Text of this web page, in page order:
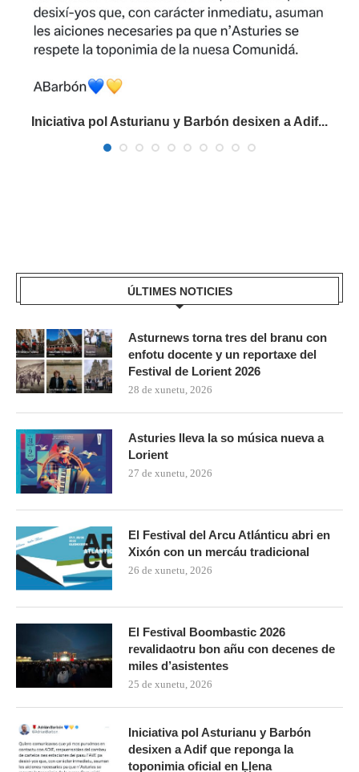
Iniciativa pol Asturianu y Barbón desixen a Adif...
ÚLTIMES NOTICIES
Asturnews torna tres del branu con
enfotu docente y un reportaxe del
Festival de Lorient 2026
28 de xunetu, 2026
Asturies lleva la so música nueva a
Lorient
27 de xunetu, 2026
El Festival del Arcu Atlánticu abri en
Xixón con un mercáu tradicional
26 de xunetu, 2026
El Festival Boombastic 2026
revalidaotru bon añu con decenes de
miles d’asistentes
25 de xunetu, 2026
Iniciativa pol Asturianu y Barbón
desixen a Adif que reponga la
toponimia oficial en Ḷḷena